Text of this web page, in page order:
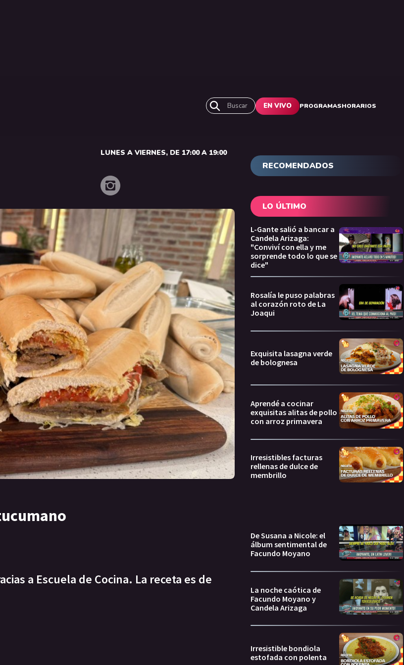
Buscar EN VIVO PROGRAMASHORARIOS
LUNES A VIERNES, DE 17:00 A 19:00
a Escuela de Cocina. La receta es de
RECOMENDADOS
LO ÚLTIMO
L-Gante salió a bancar a
Candela Arizaga:
"Conviví con ella y me
sorprende todo lo que se
dice"
Rosalía le puso palabras
al corazón roto de La
Joaqui
Exquisita lasagna verde
de bolognesa
Aprendé a cocinar
exquisitas alitas de pollo
con arroz primavera
Irresistibles facturas
rellenas de dulce de
membrillo
De Susana a Nicole: el
álbum sentimental de
Facundo Moyano
La noche caótica de
Facundo Moyano y
Candela Arizaga
Irresistible bondiola
estofada con polenta